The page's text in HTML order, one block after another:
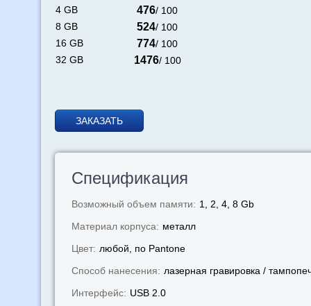
4 GB
476/ 100
8 GB
524/ 100
16 GB
774/ 100
32 GB
1476/ 100
ЗАКАЗАТЬ
Спецификация
Возможный объем памяти: 1, 2, 4, 8 Gb
Материал корпуса: металл
Цвет: любой, по Pantone
Способ нанесения: лазерная гравировка /
Интерфейс: USB 2.0